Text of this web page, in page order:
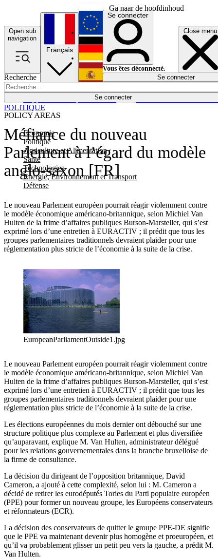
Ga naar de hoofdinhoud
Open sub
navigation
Close menu
Recherche
Se connecter
POLICY AREAS
Economie
Politique
Agriculture et Alimentation
Santé
Technologies
Energie, Environnement et Transport
Défense
Économie
Français
English
Deutsch
Español
Se connecter
Vous êtes déconnecté.
Se connecter
Méfiance du nouveau
Parlement à l’égard du modèle
anglo-saxon [FR]
Le nouveau Parlement européen pourrait réagir violemment contre
le modèle économique américano-britannique, selon Michiel Van
Hulten de la frime d’affaires publiques Burson-Marsteller, qui s’est
exprimé lors d’une entretien à EURACTIV ; il prédit que tous les
groupes parlementaires traditionnels devraient plaider pour une
réglementation plus stricte de l’économie à la suite de la crise.
POLITIQUE
EuropeanParliamentOutside1.jpg
Le nouveau Parlement européen pourrait réagir violemment contre
le modèle économique américano-britannique, selon Michiel Van
Hulten de la frime d’affaires publiques Burson-Marsteller, qui s’est
exprimé lors d’une entretien à EURACTIV ; il prédit que tous les
groupes parlementaires traditionnels devraient plaider pour une
réglementation plus stricte de l’économie à la suite de la crise.
Les élections européennes du mois dernier ont débouché sur une
structure politique plus complexe au Parlement et plus diversifiée
qu’auparavant, explique M. Van Hulten, administrateur délégué
pour les relations gouvernementales dans la branche bruxelloise de
la firme de consultance.
La décision du dirigeant de l’opposition britannique, David
Cameron, a ajouté à cette complexité, selon lui : M. Cameron a
décidé de retirer les eurodéputés Tories du Parti populaire européen
(PPE) pour former un nouveau groupe, les Européens conservateurs
et réformateurs (ECR).
La décision des conservateurs de quitter le groupe PPE-DE signifie
que le PPE va maintenant devenir plus homogène et proeuropéen, et
qu’il va probablement glisser un petit peu vers la gauche, a prédit M.
Van Hulten.